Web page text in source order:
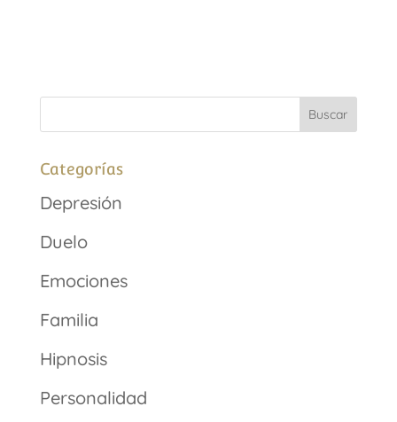
Categorías
Depresión
Duelo
Emociones
Familia
Hipnosis
Personalidad